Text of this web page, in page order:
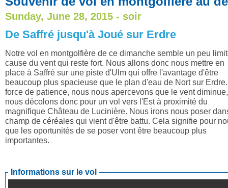
Sunday, June 28, 2015 - soir
De Saffré jusqu'à Joué sur Erdre
Notre vol en montgolfière de ce dimanche semble un peu
cause du vent qui reste fort. Nous allons donc nous mettre en
place à Saffré sur une piste d'Ulm qui offre l'avantage d'être
beaucoup plus spacieuse que le plan d'eau de Nort sur Erdre.
force de patience, nous nous apercevons que le vent diminue,
nous décolons donc pour un vol vers l'Est à proximité du
magnifique Château de Lucinière. Nous irons nous poser
champ de céréales qui vient d'être battu. Cela signifie pour
que les oportunités de se poser vont être beaucoup plus
importantes.
Informations sur le vol